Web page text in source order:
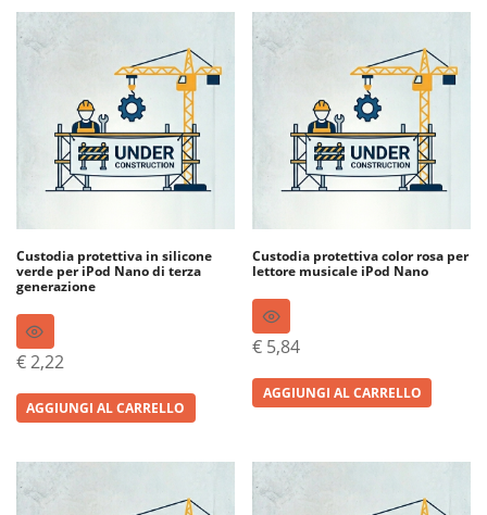
Custodia protettiva in silicone
verde per iPod Nano di terza
generazione
€2,22
AGGIUNGI AL CARRELLO
Custodia protettiva color rosa per
lettore musicale iPod Nano
€ 5,84
AGGIUNGI AL CARRELLO